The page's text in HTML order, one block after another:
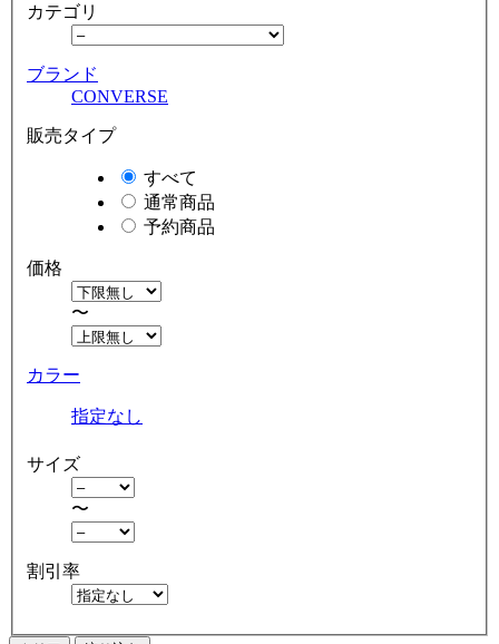
カテゴリ
ブランド
CONVERSE
販売タイプ
すべて
通常商品
予約商品
価格
〜
カラー
指定なし
サイズ
〜
割引率